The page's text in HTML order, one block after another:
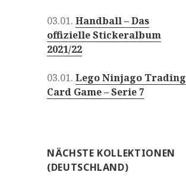
03.01.Handball – Das
offizielle Stickeralbum
2021/22
03.01.Lego Ninjago Trading
Card Game – Serie 7
NÄCHSTE KOLLEKTIONEN
(DEUTSCHLAND)